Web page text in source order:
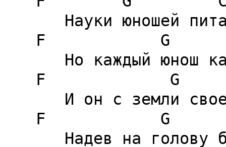
F            G
F             G
F            G